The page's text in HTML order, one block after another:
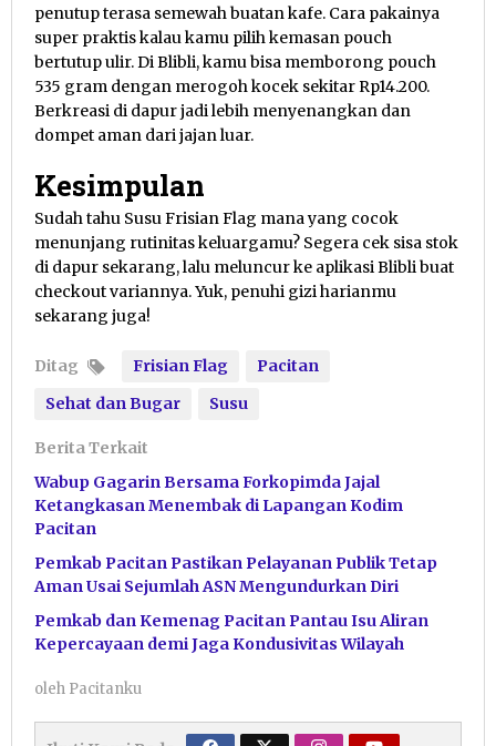
penutup terasa semewah buatan kafe. Cara pakainya
super praktis kalau kamu pilih kemasan pouch
bertutup ulir. Di Blibli, kamu bisa memborong pouch
535 gram dengan merogoh kocek sekitar Rp14.200.
Berkreasi di dapur jadi lebih menyenangkan dan
dompet aman dari jajan luar.
Kesimpulan
Sudah tahu Susu Frisian Flag mana yang cocok
menunjang rutinitas keluargamu? Segera cek sisa stok
di dapur sekarang, lalu meluncur ke aplikasi Blibli buat
checkout variannya. Yuk, penuhi gizi harianmu
sekarang juga!
Ditag Frisian Flag
Pacitan
Sehat dan Bugar
Susu
Berita Terkait
Wabup Gagarin Bersama Forkopimda Jajal
Ketangkasan Menembak di Lapangan Kodim
Pacitan
Pemkab Pacitan Pastikan Pelayanan Publik Tetap
Aman Usai Sejumlah ASN Mengundurkan Diri
Pemkab dan Kemenag Pacitan Pantau Isu Aliran
Kepercayaan demi Jaga Kondusivitas Wilayah
oleh Pacitanku